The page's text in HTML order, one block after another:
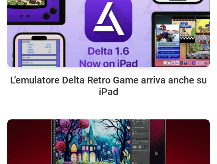
L’emulatore Delta Retro Game arriva anche su
iPad